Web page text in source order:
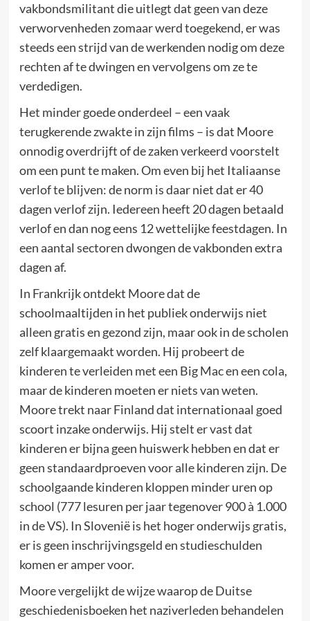
vakbondsmilitant die uitlegt dat geen van deze
verworvenheden zomaar werd toegekend, er was
steeds een strijd van de werkenden nodig om deze
rechten af te dwingen en vervolgens om ze te
verdedigen.
Het minder goede onderdeel – een vaak
terugkerende zwakte in zijn films – is dat Moore
onnodig overdrijft of de zaken verkeerd voorstelt
om een punt te maken. Om even bij het Italiaanse
verlof te blijven: de norm is daar niet dat er 40
dagen verlof zijn. Iedereen heeft 20 dagen betaald
verlof en dan nog eens 12 wettelijke feestdagen. In
een aantal sectoren dwongen de vakbonden extra
dagen af.
In Frankrijk ontdekt Moore dat de
schoolmaaltijden in het publiek onderwijs niet
alleen gratis en gezond zijn, maar ook in de scholen
zelf klaargemaakt worden. Hij probeert de
kinderen te verleiden met een Big Mac en een cola,
maar de kinderen moeten er niets van weten.
Moore trekt naar Finland dat internationaal goed
scoort inzake onderwijs. Hij stelt er vast dat
kinderen er bijna geen huiswerk hebben en dat er
geen standaardproeven voor alle kinderen zijn. De
schoolgaande kinderen kloppen minder uren op
school (777 lesuren per jaar tegenover 900 à 1.000
in de VS). In Slovenië is het hoger onderwijs gratis,
er is geen inschrijvingsgeld en studieschulden
komen er amper voor.
Moore vergelijkt de wijze waarop de Duitse
geschiedenisboeken het naziverleden behandelen